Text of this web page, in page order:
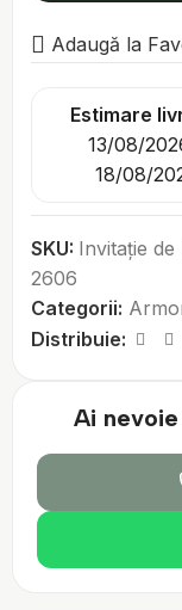
Adaugă la
Estimare
13/08/
18/08/
SKU: Invitație
2606
Categorii:
Distribuie:
Ai